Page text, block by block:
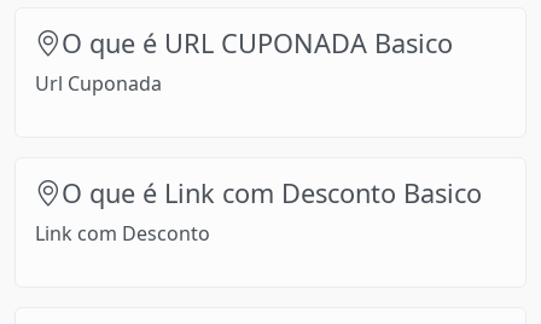
O que é URL CUPONADA Basico
Url Cuponada
O que é Link com Desconto Basico
Link com Desconto